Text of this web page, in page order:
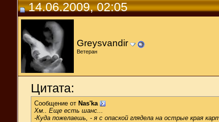
14.06.2009, 02:05
Greysvandir
Ветеран
Цитата:
Сообщение от Nas'ka
Хм.. Еще есть шанс...
-Куда пожелаешь, - я с опаской глядела на острые края